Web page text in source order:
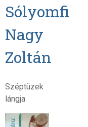
Sólyomfi
Nagy
Zoltán
Széptüzek
lángja